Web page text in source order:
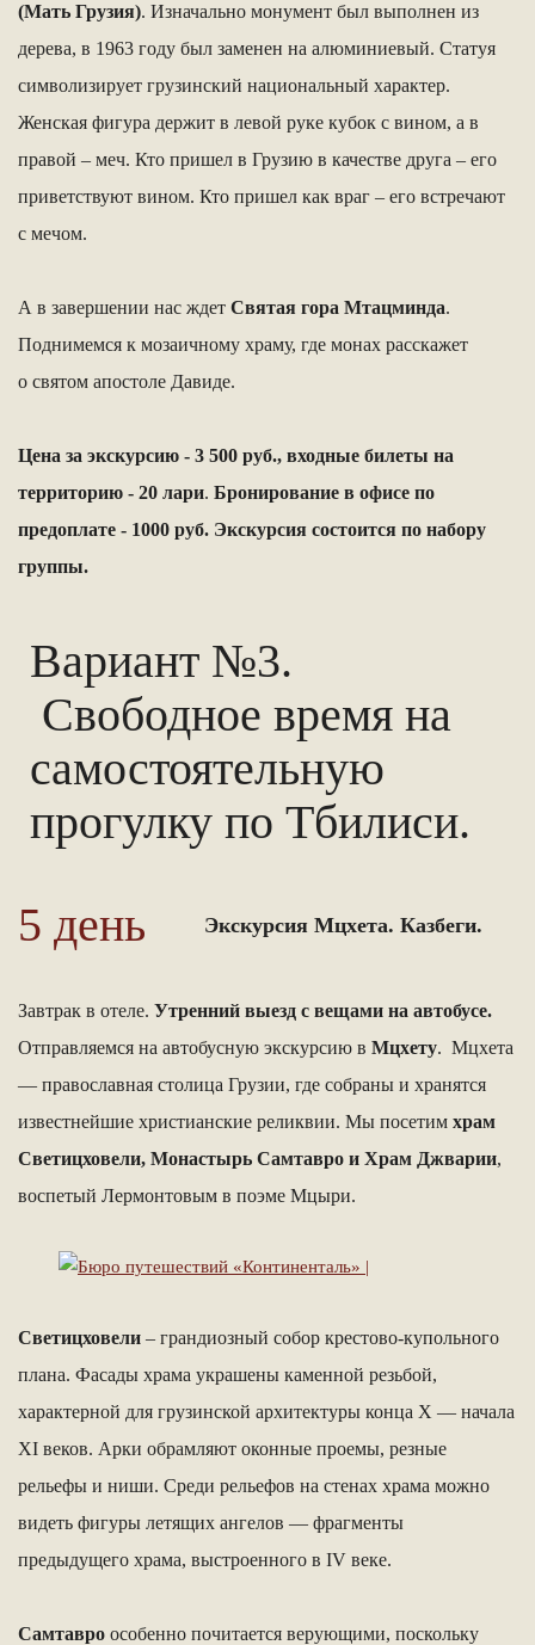
(Мать Грузия). Изначально монумент был выполнен из
дерева, в 1963 году был заменен на алюминиевый. Статуя
символизирует грузинский национальный характер.
Женская фигура держит в левой руке кубок с вином, а в
правой – меч. Кто пришел в Грузию в качестве друга – его
приветствуют вином. Кто пришел как враг – его встречают
с мечом.
А в завершении нас ждет Святая гора Мтацминда.
Поднимемся к мозаичному храму, где монах расскажет
о святом апостоле Давиде.
Цена за экскурсию - 3 500 руб., входные билеты на
территорию - 20 лари. Бронирование в офисе по
предоплате - 1000 руб. Экскурсия состоится по набору
группы.
Вариант №3.
Свободное время на
самостоятельную
прогулку по Тбилиси.
5 день
Экскурсия Мцхета. Казбеги.
Завтрак в отеле. Утренний выезд с вещами на автобусе.
Отправляемся на автобусную экскурсию в Мцхету. Мцхета
— православная столица Грузии, где собраны и хранятся
известнейшие христианские реликвии. Мы посетим храм
Светицховели, Монастырь Самтавро и Храм Джварии,
воспетый Лермонтовым в поэме Мцыри.
Светицховели – грандиозный собор крестово-купольного
плана. Фасады храма украшены каменной резьбой,
характерной для грузинской архитектуры конца X — начала
XI веков. Арки обрамляют оконные проемы, резные
рельефы и ниши. Среди рельефов на стенах храма можно
видеть фигуры летящих ангелов — фрагменты
предыдущего храма, выстроенного в IV веке.
Самтавро особенно почитается верующими, поскольку